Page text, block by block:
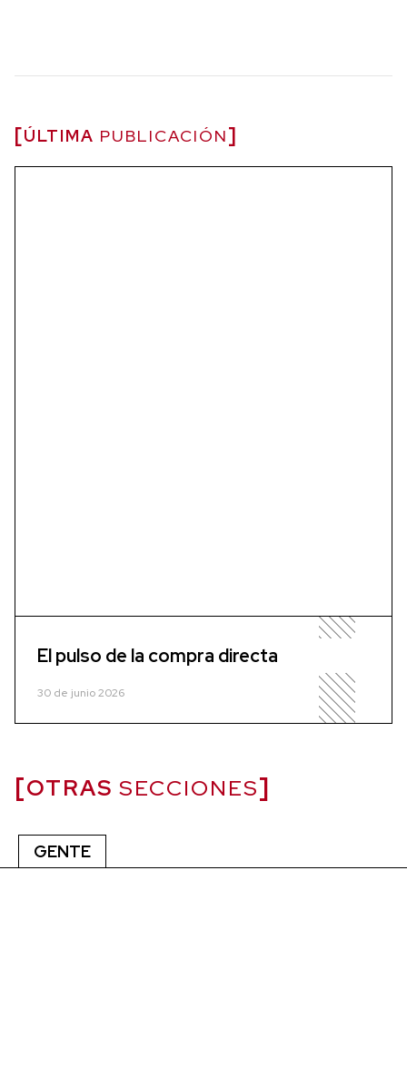
ÚLTIMA PUBLICACIÓN
El pulso de la compra directa
30 de junio 2026
OTRAS SECCIONES
GENTE